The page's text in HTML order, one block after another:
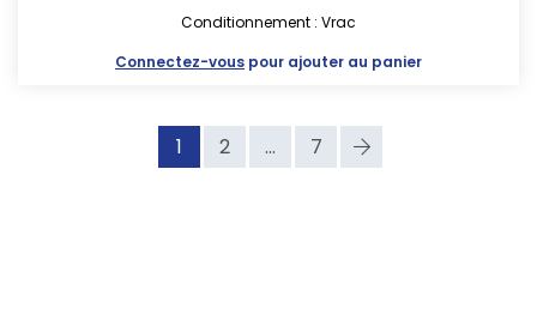
Conditionnement : Vrac
Connectez-vous pour ajouter au panier
1 2 ... 7